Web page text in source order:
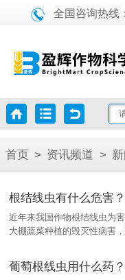
全国咨询热线
首页 > 资讯频道 >
根结线虫有什么危害？
近年来我国作物根结线虫为
大棚蔬菜种植的毁灭性病害
些危害。那么，根结线虫有什
葡萄根线虫用什么药？